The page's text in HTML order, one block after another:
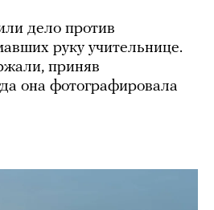
дело против
руку учительнице.
приняв
она фотографировала